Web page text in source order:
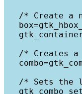
/* Create a
/* Creates a
/* Sets the